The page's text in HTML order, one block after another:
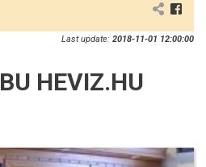
Last update: 2018-11-01 12:00:00
HEVIZ.HU